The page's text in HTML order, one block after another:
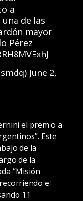
a
de las
mayor
Pérez
June 2,
el premio a
Este
de la
de la
“Misión
el
11